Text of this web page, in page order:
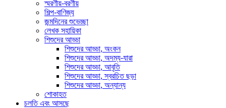
স্মরণীয়-বরণীয়
শিল্প-বাণিজ্য
জন্মদিনের শুভেচ্ছা
লেখক সহায়িকা
শিশুদের আড্ডা
শিশুদের আড্ডা, অংকন
শিশুদের আড্ডা, অদম্য-যারা
শিশুদের আড্ডা, আবৃতি
শিশুদের আড্ডা, স্বরচিত ছড়া
শিশুদের আড্ডা, অন্যান্য
শোকাহত
চলতি এবং আসছে